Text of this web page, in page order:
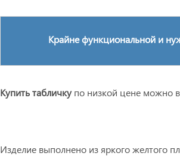
Крайне функциональной и
Купить табличкупо низкой цене можно в
Изделие выполнено из яркого желтого